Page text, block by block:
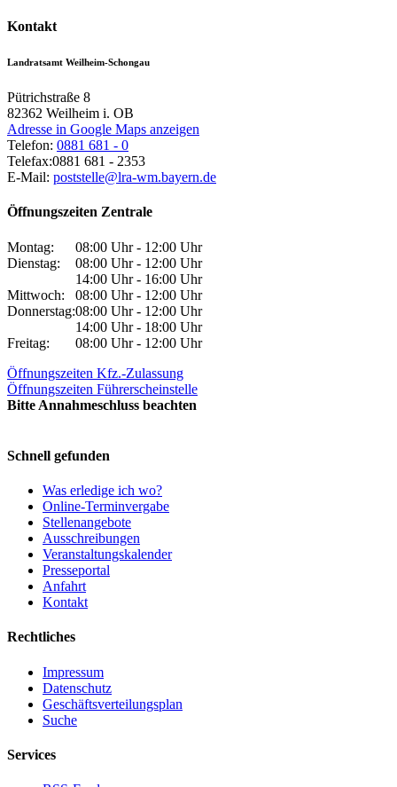
Kontakt
Landratsamt Weilheim-Schongau
Pütrichstraße 8
82362 Weilheim i. OB
Adresse in Google Maps anzeigen
Telefon: 0881 681 - 0
Telefax:0881 681 - 2353
E-Mail: poststelle@lra-wm.bayern.de
Öffnungszeiten Zentrale
Montag:
08:00 Uhr - 12:00 Uhr
Dienstag:
08:00 Uhr - 12:00 Uhr
14:00 Uhr - 16:00 Uhr
Mittwoch:
08:00 Uhr - 12:00 Uhr
Donnerstag:08:00 Uhr - 12:00 Uhr
14:00 Uhr - 18:00 Uhr
Freitag:
08:00 Uhr - 12:00 Uhr
Öffnungszeiten Kfz.-Zulassung
Öffnungszeiten Führerscheinstelle
Bitte Annahmeschluss beachten
Schnell gefunden
Was erledige ich wo?
Online-Terminvergabe
Stellenangebote
Ausschreibungen
Veranstaltungskalender
Presseportal
Anfahrt
Kontakt
Rechtliches
Impressum
Datenschutz
Geschäftsverteilungsplan
Suche
Services